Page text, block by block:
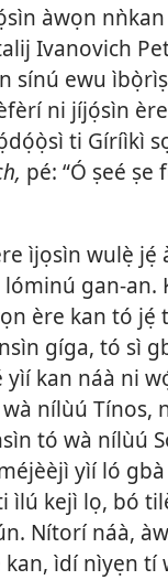
àwọn
Ivanovich
sínú ewu
ni jíjọ́sìn
ti Gíríìkì
pé: “Ó ṣeé
ìjọsìn wulẹ̀
gan-an.
ère kan tó jẹ́
gíga, tó sì
kan náà ni
nílùú Tínos,
tó wà nílùú
yìí ló
ìlú kejì lọ, bó
Nítorí náà,
ìdí nìyẹn tí